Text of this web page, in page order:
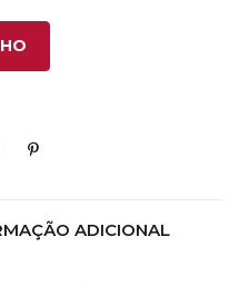
ADICIONAL